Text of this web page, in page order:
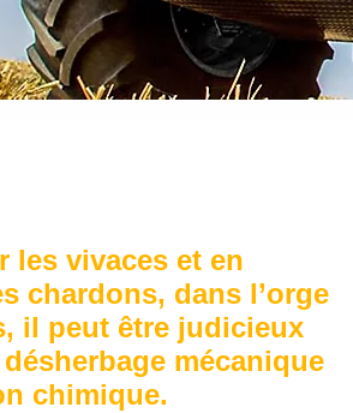
les vivaces et en
chardons, dans l’orge
il peut être judicieux
mécanique
chimique.